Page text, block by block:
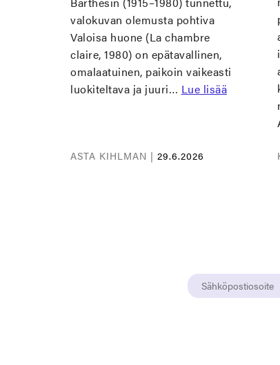
valokuvan olemusta pohtiva
Valoisa huone (La chambre
claire, 1980) on epätavallinen,
omalaatuinen, paikoin vaikeasti
luokiteltava ja juuri… Lue lisää
ASTA KIHLMAN | 29.6.2026